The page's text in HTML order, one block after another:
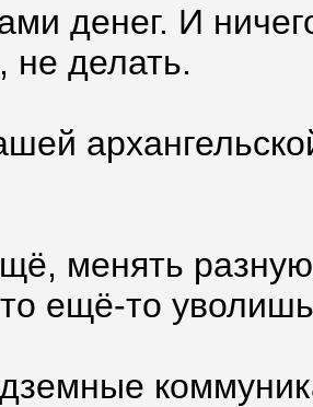
денег. И
не делать.
менять
ещё-то